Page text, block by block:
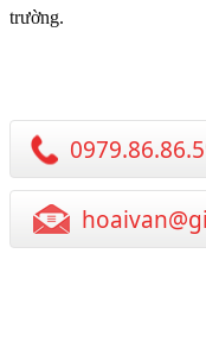
trường.